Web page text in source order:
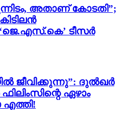
അതാണ് കോടതി”;
ടീസർ
ജീവിക്കുന്നു”: ദുൽഖർ
ഏഴാം
എത്തി!